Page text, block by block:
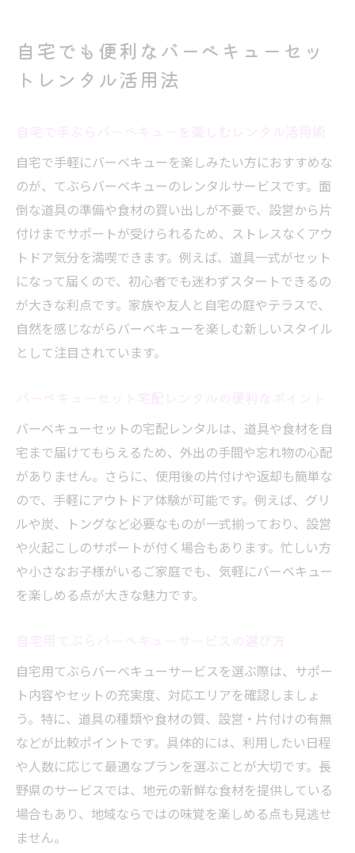
自宅でも便利なバーベキューセッ
トレンタル活用法
自宅で手軽にバーベキューを楽しみたい方におすすめな
のが、てぶらバーベキューのレンタルサービスです。面
倒な道具の準備や食材の買い出しが不要で、設営から片
付けまでサポートが受けられるため、ストレスなくアウ
トドア気分を満喫できます。例えば、道具一式がセット
になって届くので、初心者でも迷わずスタートできるの
が大きな利点です。家族や友人と自宅の庭やテラスで、
自然を感じながらバーベキューを楽しむ新しいスタイル
として注目されています。
バーベキューセットの宅配レンタルは、道具や食材を自
宅まで届けてもらえるため、外出の手間や忘れ物の心配
がありません。さらに、使用後の片付けや返却も簡単な
ので、手軽にアウトドア体験が可能です。例えば、グリ
ルや炭、トングなど必要なものが一式揃っており、設営
や火起こしのサポートが付く場合もあります。忙しい方
や小さなお子様がいるご家庭でも、気軽にバーベキュー
を楽しめる点が大きな魅力です。
自宅用てぶらバーベキューサービスを選ぶ際は、サポー
ト内容やセットの充実度、対応エリアを確認しましょ
う。特に、道具の種類や食材の質、設営・片付けの有無
などが比較ポイントです。具体的には、利用したい日程
や人数に応じて最適なプランを選ぶことが大切です。長
野県のサービスでは、地元の新鮮な食材を提供している
場合もあり、地域ならではの味覚を楽しめる点も見逃せ
ません。